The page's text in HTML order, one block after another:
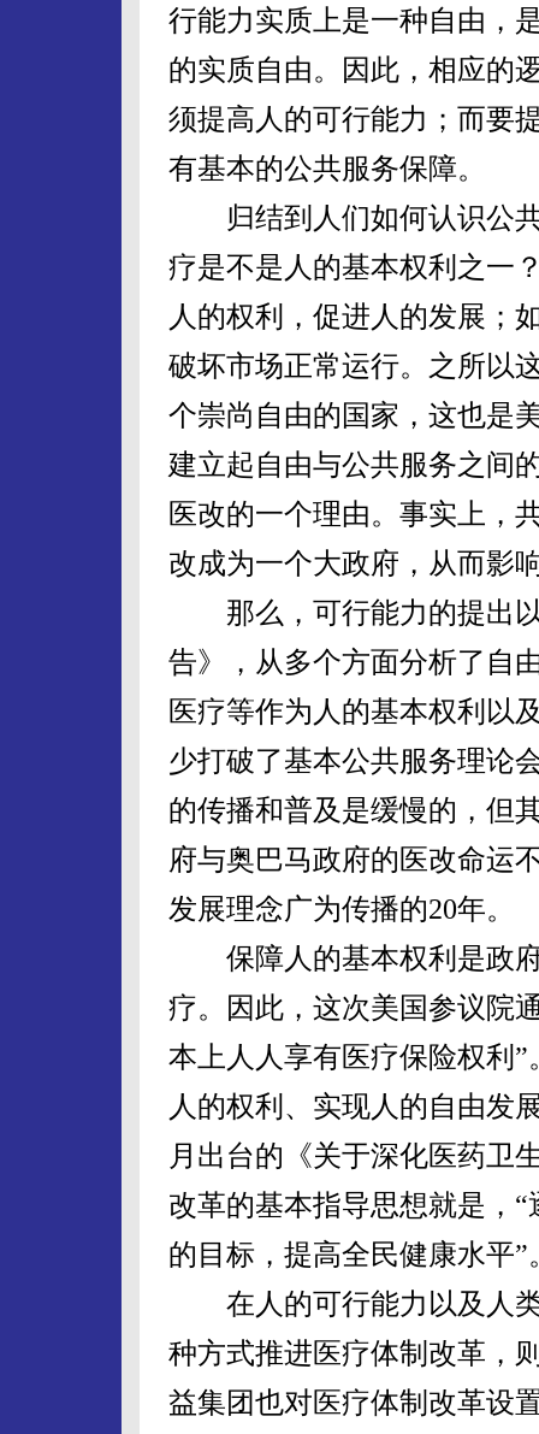
行能力实质上是一种自由，
的实质自由。因此，相应的
须提高人的可行能力；而要
有基本的公共服务保障。
归结到人们如何认识公共
疗是不是人的基本权利之一
人的权利，促进人的发展；
破坏市场正常运行。之所以
个崇尚自由的国家，这也是
建立起自由与公共服务之间
医改的一个理由。事实上，
改成为一个大政府，从而影
那么，可行能力的提出以
告》，从多个方面分析了自
医疗等作为人的基本权利以
少打破了基本公共服务理论
的传播和普及是缓慢的，但
府与奥巴马政府的医改命运
发展理念广为传播的20年。
保障人的基本权利是政府
疗。因此，这次美国参议院
本上人人享有医疗保险权利
人的权利、实现人的自由发
月出台的《关于深化医药卫
改革的基本指导思想就是，
的目标，提高全民健康水平”
在人的可行能力以及人类
种方式推进医疗体制改革，
益集团也对医疗体制改革设